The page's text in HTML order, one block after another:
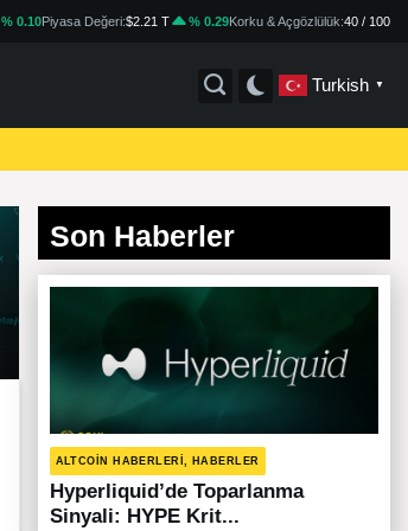
% 0.10Piyasa Değeri:$2.21 T % 0.29Korku & Açgözlülük:40 / 100
Turkish ▼
Son Haberler
ALTCOIN HABERLERI, HABERLER
Hyperliquid’de Toparlanma
Sinyali: HYPE Krit...